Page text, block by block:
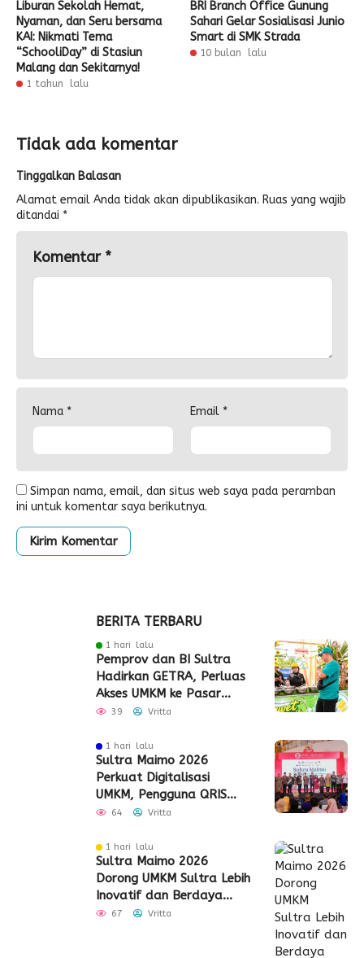
Liburan Sekolah Hemat,
Nyaman, dan Seru bersama
KAI: Nikmati Tema
“SchooliDay” di Stasiun
Malang dan Sekitarnya!
1 tahun lalu
BRI Branch Office Gunung
Sahari Gelar Sosialisasi Junio
Smart di SMK Strada
10 bulan lalu
Tidak ada komentar
Tinggalkan Balasan
Alamat email Anda tidak akan dipublikasikan. Ruas yang wajib
ditandai *
Komentar *
Nama * Email *
Simpan nama, email, dan situs web saya pada peramban
ini untuk komentar saya berikutnya.
BERITA TERBARU
1 hari lalu
Pemprov dan BI Sultra
Hadirkan GETRA, Perluas
Akses UMKM ke Pasar
Global
39 Vritta
1 hari lalu
Sultra Maimo 2026
Perkuat Digitalisasi
UMKM, Pengguna QRIS
Tembus 350 Ribu
64 Vritta
1 hari lalu
Sultra Maimo 2026
Dorong UMKM Sultra Lebih
Inovatif dan Berdaya
Saing
67 Vritta